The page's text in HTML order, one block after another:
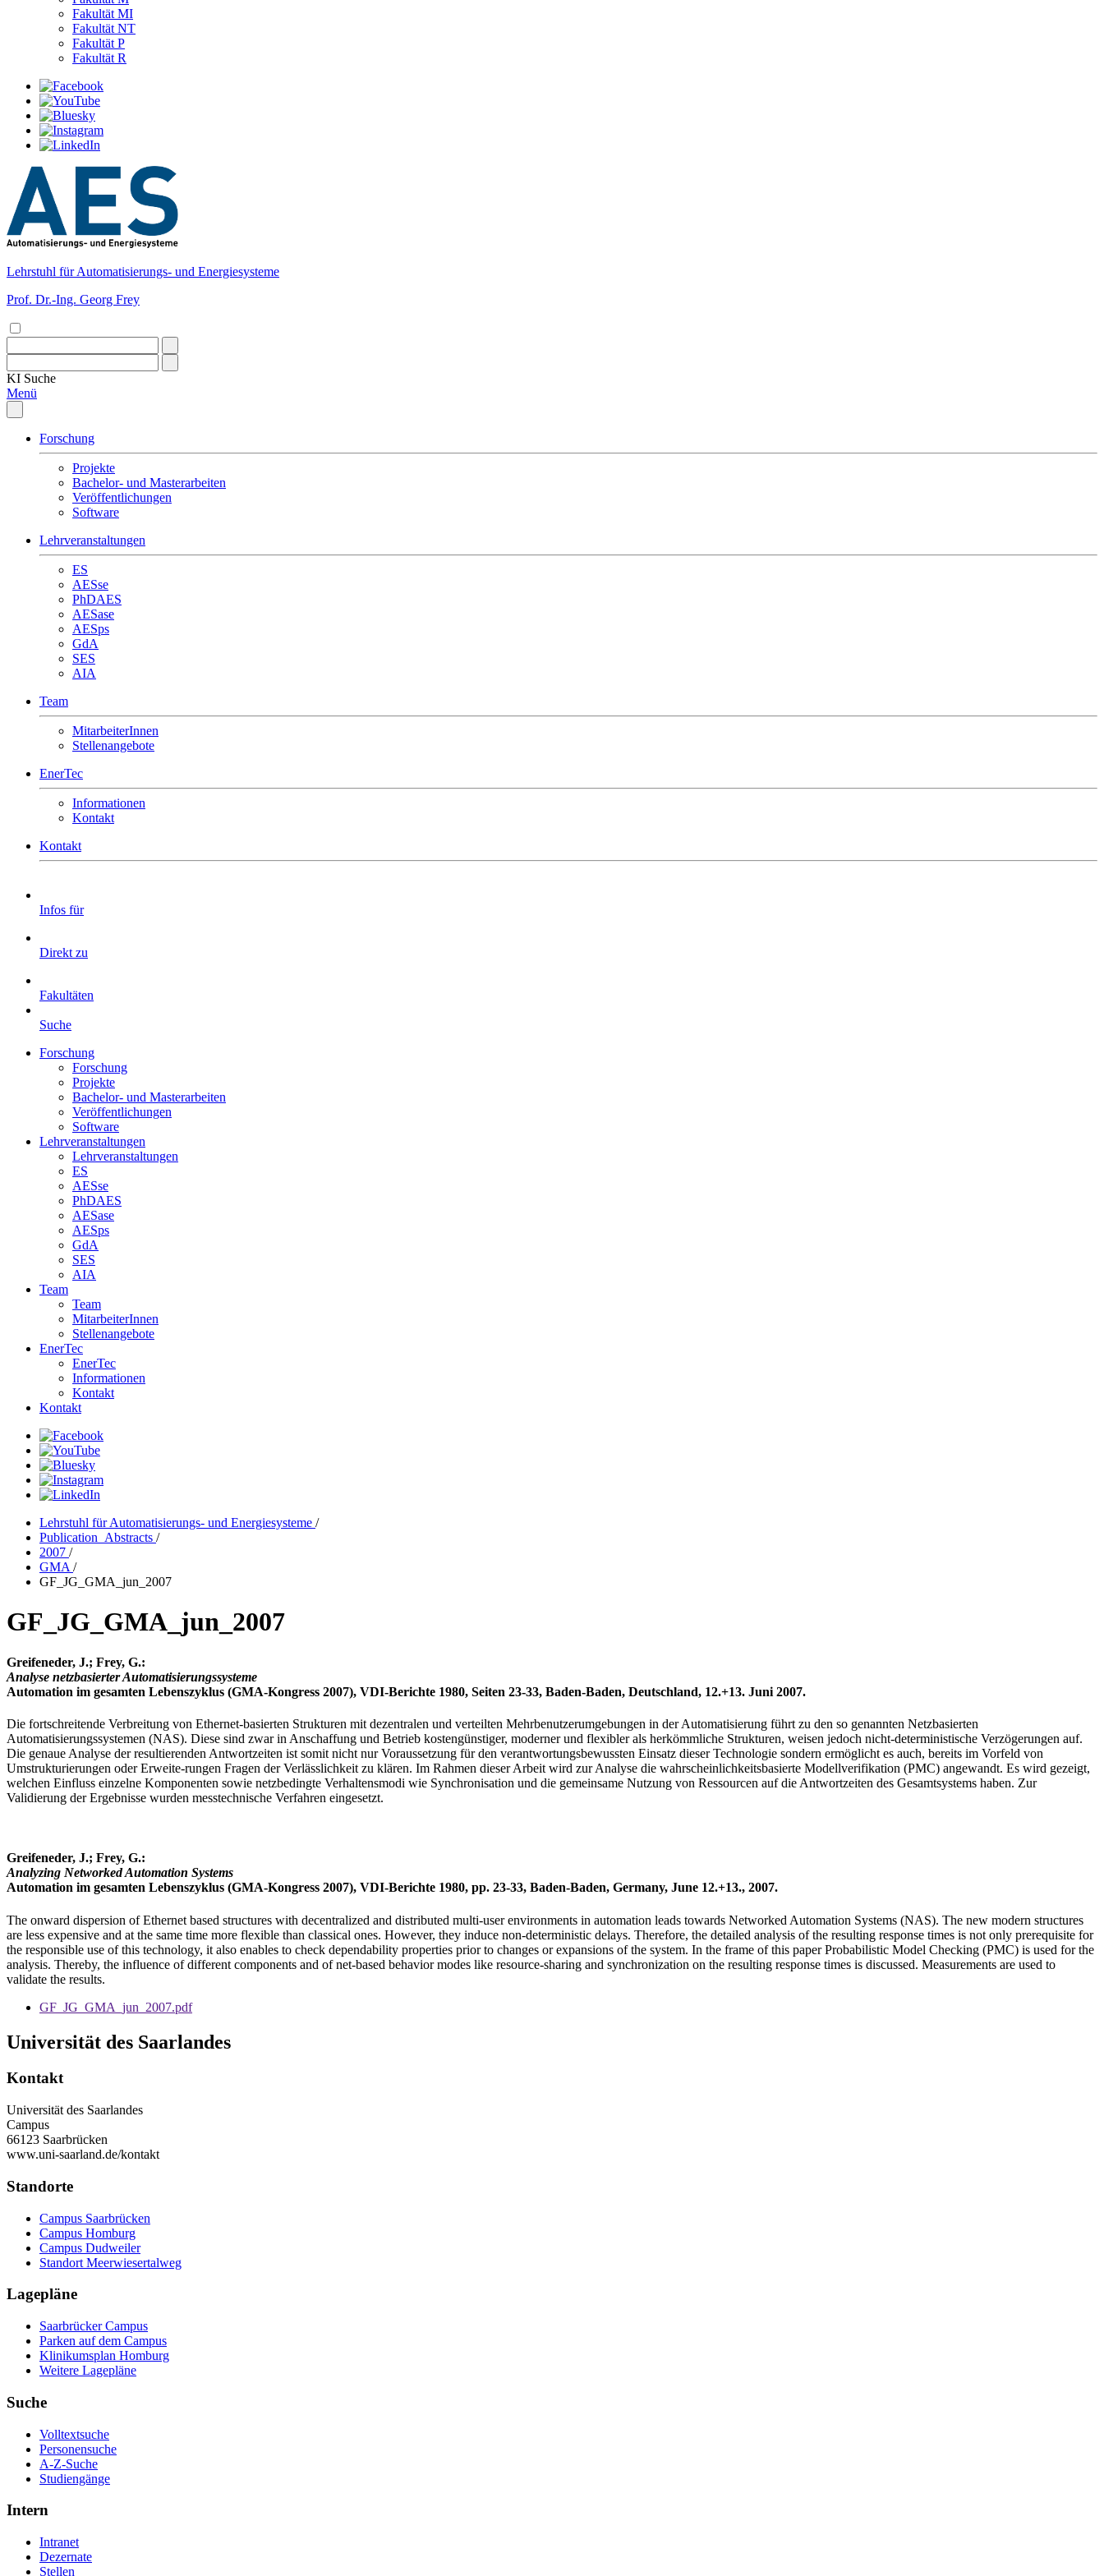
Fakultät MI
Fakultät NT
Fakultät P
Fakultät R
Lehrstuhl für Automatisierungs- und Energiesysteme
Prof. Dr.-Ing. Georg Frey
KI Suche
Menü
Forschung
Projekte
Bachelor- und Masterarbeiten
Veröffentlichungen
Software
Lehrveranstaltungen
ES
AESse
PhDAES
AESase
AESps
GdA
SES
AIA
Team
MitarbeiterInnen
Stellenangebote
EnerTec
Informationen
Kontakt
Kontakt
Infos für
Direkt zu
Fakultäten
Suche
Forschung
Forschung
Projekte
Bachelor- und Masterarbeiten
Veröffentlichungen
Software
Lehrveranstaltungen
Lehrveranstaltungen
ES
AESse
PhDAES
AESase
AESps
GdA
SES
AIA
Team
Team
MitarbeiterInnen
Stellenangebote
EnerTec
EnerTec
Informationen
Kontakt
Kontakt
Lehrstuhl für Automatisierungs- und Energiesysteme /
Publication_Abstracts /
2007 /
GMA /
GF_JG_GMA_jun_2007
GF_JG_GMA_jun_2007
Greifeneder, J.; Frey, G.:
Analyse netzbasierter Automatisierungssysteme
Automation im gesamten Lebenszyklus (GMA-Kongress 2007), VDI-Berichte 1980, Seiten 23-33, Baden-Baden, Deutschland, 12.+13. Juni 2007.
Die fortschreitende Verbreitung von Ethernet-basierten Strukturen mit dezentralen und verteilten Mehrbenutzerumgebungen in der Automatisierung führt zu den so genannten Netzbasierten
Automatisierungssystemen (NAS). Diese sind zwar in Anschaffung und Betrieb kostengünstiger, moderner und flexibler als herkömmliche Strukturen, weisen jedoch nicht-deterministische Verzögerungen auf.
Die genaue Analyse der resultierenden Antwortzeiten ist somit nicht nur Voraussetzung für den verantwortungsbewussten Einsatz dieser Technologie sondern ermöglicht es auch, bereits im Vorfeld von
Umstrukturierungen oder Erweite-rungen Fragen der Verlässlichkeit zu klären. Im Rahmen dieser Arbeit wird zur Analyse die wahrscheinlichkeitsbasierte Modellverifikation (PMC) angewandt. Es wird gezeigt,
welchen Einfluss einzelne Komponenten sowie netzbedingte Verhaltensmodi wie Synchronisation und die gemeinsame Nutzung von Ressourcen auf die Antwortzeiten des Gesamtsystems haben. Zur
Validierung der Ergebnisse wurden messtechnische Verfahren eingesetzt.
Greifeneder, J.; Frey, G.:
Analyzing Networked Automation Systems
Automation im gesamten Lebenszyklus (GMA-Kongress 2007), VDI-Berichte 1980, pp. 23-33, Baden-Baden, Germany, June 12.+13., 2007.
The onward dispersion of Ethernet based structures with decentralized and distributed multi-user environments in automation leads towards Networked Automation Systems (NAS). The new modern structures
are less expensive and at the same time more flexible than classical ones. However, they induce non-deterministic delays. Therefore, the detailed analysis of the resulting response times is not only prerequisite for
the responsible use of this technology, it also enables to check dependability properties prior to changes or expansions of the system. In the frame of this paper Probabilistic Model Checking (PMC) is used for the
analysis. Thereby, the influence of different components and of net-based behavior modes like resource-sharing and synchronization on the resulting response times is discussed. Measurements are used to
validate the results.
GF_JG_GMA_jun_2007.pdf
Universität des Saarlandes
Kontakt
Universität des Saarlandes
Campus
66123 Saarbrücken
www.uni-saarland.de/kontakt
Standorte
Campus Saarbrücken
Campus Homburg
Campus Dudweiler
Standort Meerwiesertalweg
Lagepläne
Saarbrücker Campus
Parken auf dem Campus
Klinikumsplan Homburg
Weitere Lagepläne
Suche
Volltextsuche
Personensuche
A-Z-Suche
Studiengänge
Intern
Intranet
Dezernate
Stellen